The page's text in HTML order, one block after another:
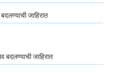
जाहिरात
बदलण्याची जाहिरात